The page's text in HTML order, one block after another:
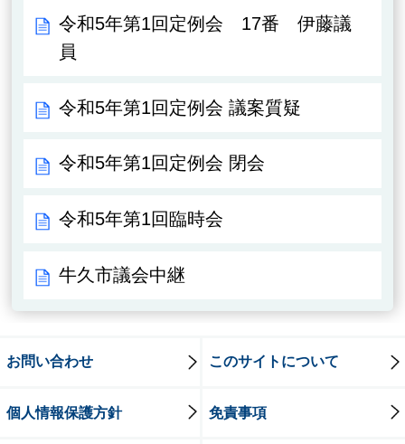
令和5年第1回定例会 17番 伊藤議
員
令和5年第1回定例会 議案質疑
令和5年第1回定例会 閉会
令和5年第1回臨時会
牛久市議会中継
お問い合わせ このサイトについて
個人情報保護方針 免責事項